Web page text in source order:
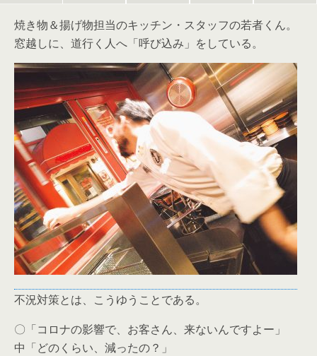
焼き物＆揚げ物担当のキッチン・スタッフの若者くん。
窓越しに、道行く人へ「呼び込み」をしている。
不況対策とは、こうゆうことである。
〇「コロナの影響で、お客さん、来ないんですよー」
中「どのくらい、減ったの？」